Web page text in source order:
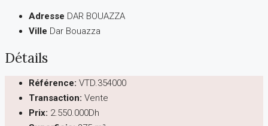
Adresse DAR BOUAZZA
Ville Dar Bouazza
Détails
Référence: VTD.354000
Transaction: Vente
Prix: 2.550.000Dh